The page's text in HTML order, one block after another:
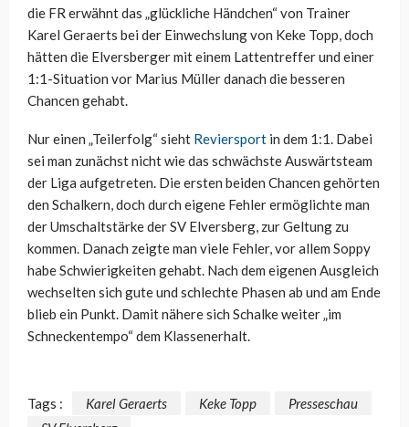
die FR erwähnt das „glückliche Händchen“ von Trainer
Karel Geraerts bei der Einwechslung von Keke Topp, doch
hätten die Elversberger mit einem Lattentreffer und einer
1:1-Situation vor Marius Müller danach die besseren
Chancen gehabt.
Nur einen „Teilerfolg“ sieht Reviersport in dem 1:1. Dabei
sei man zunächst nicht wie das schwächste Auswärtsteam
der Liga aufgetreten. Die ersten beiden Chancen gehörten
den Schalkern, doch durch eigene Fehler ermöglichte man
der Umschaltstärke der SV Elversberg, zur Geltung zu
kommen. Danach zeigte man viele Fehler, vor allem Soppy
habe Schwierigkeiten gehabt. Nach dem eigenen Ausgleich
wechselten sich gute und schlechte Phasen ab und am Ende
blieb ein Punkt. Damit nähere sich Schalke weiter „im
Schneckentempo“ dem Klassenerhalt.
Tags : Karel Geraerts Keke Topp
Presseschau